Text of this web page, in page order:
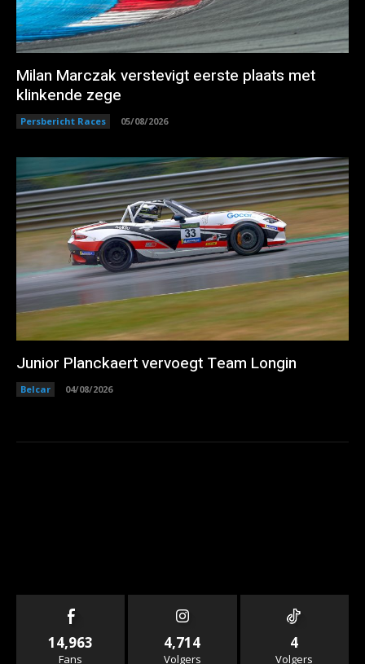
Milan Marczak verstevigt eerste plaats met
klinkende zege
Persbericht Races 05/08/2026
Junior Planckaert vervoegt Team Longin
Belcar 04/08/2026
14,963
Fans
4,714
Volgers
4
Volgers